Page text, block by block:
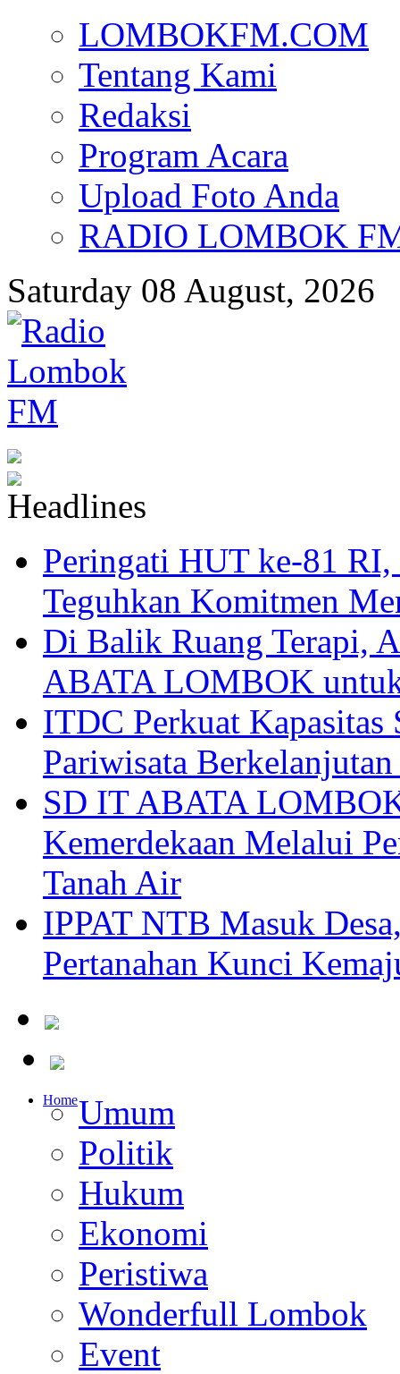
LOMBOKFM.COM
Tentang Kami
Redaksi
Program Acara
Upload Foto Anda
RADIO LOMBOK
Saturday 08 August, 2026
Peringati HUT ke-81
Teguhkan Komitmen
Di Balik Ruang Terapi,
ABATA LOMBOK
ITDC Perkuat
Pariwisata
SD IT ABATA
Kemerdekaan Melalui
Tanah Air
IPPAT NTB Masuk
Pertanahan Kunci
HomeUmum
Politik
Hukum
Ekonomi
Peristiwa
Wonderfull Lombok
Event